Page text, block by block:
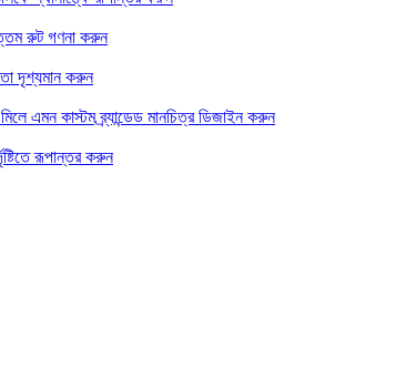
রুট গণনা করুন
দৃশ্যমান করুন
এমন কাস্টম ব্র্যান্ডেড মানচিত্র ডিজাইন করুন
রূপান্তর করুন